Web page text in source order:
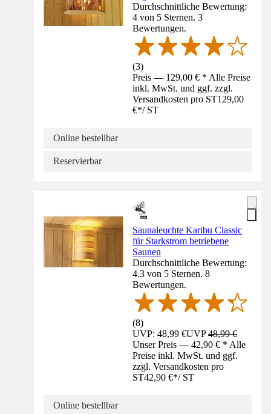
Durchschnittliche Bewertung:
4 von 5 Sternen. 3
Bewertungen.
(3)
Preis — 129,00 € * Alle Preise
inkl. MwSt. und ggf. zzgl.
Versandkosten pro ST129,00
€*/ ST
Online bestellbar
Reservierbar
Saunaleuchte Karibu Classic
für Starkstrom betriebene
Saunen
Durchschnittliche Bewertung:
4.3 von 5 Sternen. 8
Bewertungen.
(8)
UVP: 48,99 €UVP48,99 €
Unser Preis — 42,90 € * Alle
Preise inkl. MwSt. und ggf.
zzgl. Versandkosten pro
ST42,90 €*/ ST
Online bestellbar